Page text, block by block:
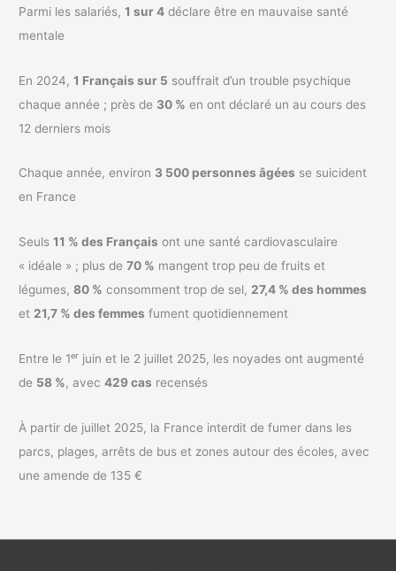
Parmi les salariés,1 sur 4 déclare être en mauvaise santé
mentale
En 2024,1 Français sur 5 souffrait d’un trouble psychique
chaque année ; près de 30 % en ont déclaré un au cours des
12 derniers mois
Chaque année, environ 3 500 personnes âgées se suicident
en France
Seuls11 % des Français ont une santé cardiovasculaire
« idéale » ; plus de70 % mangent trop peu de fruits et
légumes,80 % consomment trop de sel, 27,4 % des hommes
et 21,7 % des femmes fument quotidiennement
Entre le 1ᵉʳ juin et le 2 juillet 2025, les noyades ont augmenté
de 58 %, avec429 cas recensés
À partir de juillet 2025, la France interdit de fumer dans les
parcs, plages, arrêts de bus et zones autour des écoles, avec
une amende de 135 €